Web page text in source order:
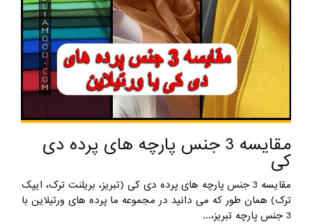
مقایسه 3 جنس پارچه های پرده دی
کی
مقایسه 3 جنس پارچه های پرده دی کی (تبریز، بریلنت ترک، ایپک
ترک) همان طور که می دانید در مجموعه ما پرده های ورتیلاین با
3 جنس پارچه تبریز،...